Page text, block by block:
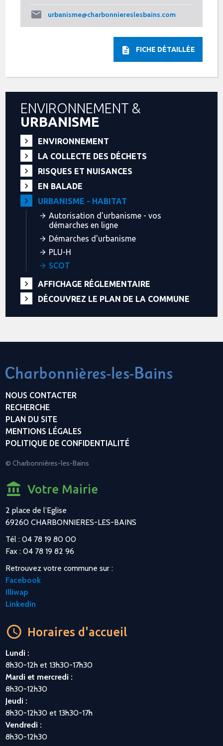
urbanisme@charbonniereslesbains.com
FICHE DÉTAILLÉE
ENVIRONNEMENT &
URBANISME
ENVIRONNEMENT
LA COLLECTE DES DÉCHETS
RISQUES ET NUISANCES
EN BALADE
URBANISME - HABITAT
Autorisation d'urbanisme - vos
démarches en ligne
Démarches d'urbanisme
PLU-H
SCOT
AFFICHAGE RÉGLEMENTAIRE
DÉCOUVREZ LE PLAN DE LA COMMUNE
NOUS CONTACTER
RECHERCHE
PLAN DU SITE
MENTIONS LÉGALES
POLITIQUE DE CONFIDENTIALITÉ
© Charbonnières-les-Bains
Votre Mairie
2 place de l’Eglise
69260 CHARBONNIERES-LES-BAINS
Tél : 04 78 19 80 00
Fax : 04 78 19 82 96
Retrouvez votre commune sur :
Facebook
Illiwap
Linkedin
Horaires d'accueil
Lundi :
8h30-12h et 13h30-17h30
Mardi et mercredi :
8h30-12h30
Jeudi :
8h30-12h30 et 13h30-17h
Vendredi :
8h30-12h30